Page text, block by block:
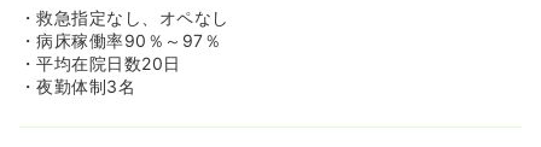
◆同院は「新京都南病院」の後方病院として、亜急性期～
慢性期看護を行っています。救急指定はありません。
◆在宅医療を担う「在宅訪問センター（往診、訪問看護、
訪問リハ、ケアマネ）」が院内に設置されており、退院調
・救急指定なし、オペなし
・病床稼働率90％～97％
・平均在院日数20日
・夜勤体制3名